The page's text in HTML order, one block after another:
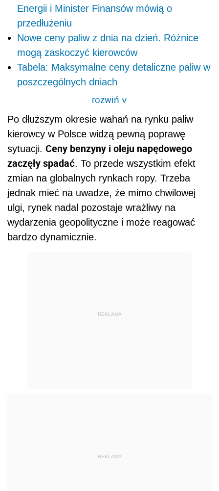
Energii i Minister Finansów mówią o
przedłużeniu
Nowe ceny paliw z dnia na dzień. Różnice
mogą zaskoczyć kierowców
Tabela: Maksymalne ceny detaliczne paliw w
poszczególnych dniach
rozwiń>
Po dłuższym okresie wahań na rynku paliw
kierowcy w Polsce widzą pewną poprawę
sytuacji. Ceny benzyny i oleju napędowego
zaczęły spadać. To przede wszystkim efekt
zmian na globalnych rynkach ropy. Trzeba
jednak mieć na uwadze, że mimo chwilowej
ulgi, rynek nadal pozostaje wrażliwy na
wydarzenia geopolityczne i może reagować
bardzo dynamicznie.
REKLAMA
REKLAMA